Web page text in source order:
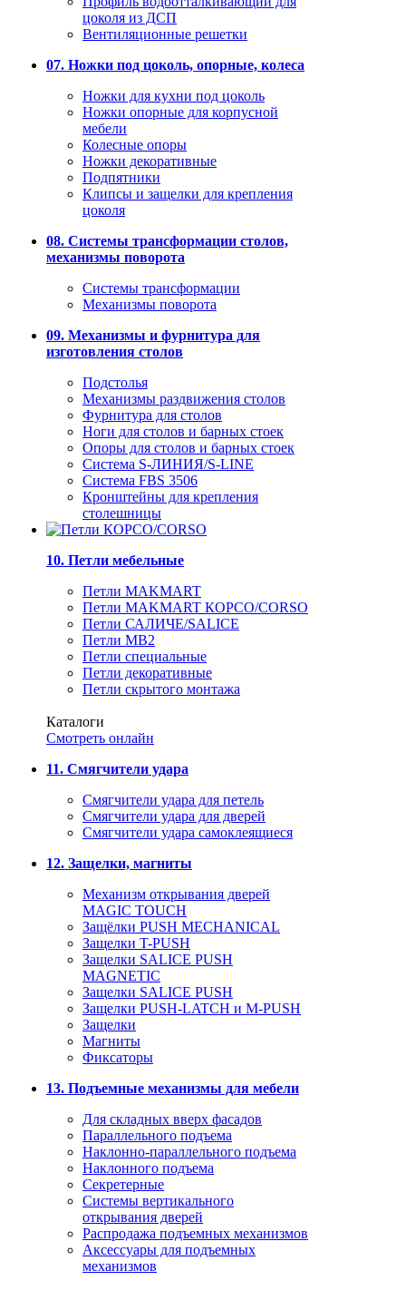
цоколя из ДСП
Вентиляционные решетки
07. Ножки под цоколь, опорные, колеса
Ножки для кухни под цоколь
Ножки опорные для корпусной
мебели
Колесные опоры
Ножки декоративные
Подпятники
Клипсы и защелки для крепления
цоколя
08. Системы трансформации столов,
механизмы поворота
Системы трансформации
Механизмы поворота
09. Механизмы и фурнитура для
изготовления столов
Подстолья
Механизмы раздвижения столов
Фурнитура для столов
Ноги для столов и барных стоек
Опоры для столов и барных стоек
Система S-ЛИНИЯ/S-LINE
Система FBS 3506
Кронштейны для крепления
столешницы
10. Петли мебельные
Петли MAKMART
Петли MAKMART КОРСО/CORSO
Петли САЛИЧЕ/SALICE
Петли MB2
Петли специальные
Петли декоративные
Петли скрытого монтажа
Каталоги
Смотреть онлайн
11. Смягчители удара
Смягчители удара для петель
Смягчители удара для дверей
Cмягчители удара самоклеящиеся
12. Защелки, магниты
Механизм открывания дверей
MAGIC TOUCH
Защёлки PUSH MECHANICAL
Защелки T-PUSH
Защелки SALICE PUSH
MAGNETIC
Защелки SALICE PUSH
Защелки PUSH-LATCH и M-PUSH
Защелки
Магниты
Фиксаторы
13. Подъемные механизмы для мебели
Для складных вверх фасадов
Параллельного подъема
Наклонно-параллельного подъема
Наклонного подъема
Секретерные
Системы вертикального
открывания дверей
Распродажа подъемных механизмов
Аксессуары для подъемных
механизмов